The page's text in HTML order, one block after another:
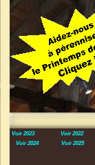
Voir 2023 Voir 2022
Voir 2024
Voir 2025